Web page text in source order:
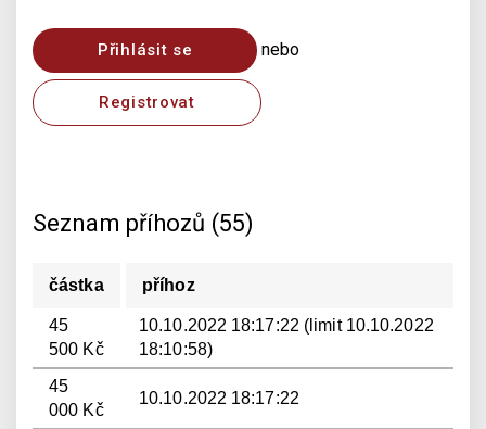
Přihlásit se nebo
Registrovat
Seznam příhozů (55)
částka příhoz
45
500 Kč
10.10.2022 18:17:22 (limit 10.10.2022
18:10:58)
45
000 Kč
10.10.2022 18:17:22